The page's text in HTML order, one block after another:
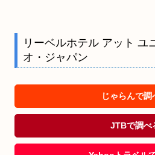
リーベルホテル アット ユ
オ・ジャパン
じゃらんで調
JTBで調べ